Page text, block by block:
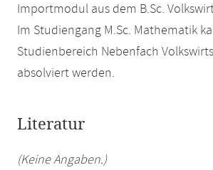
Importmodul aus dem B.Sc.
Im Studiengang M.Sc. Mathematik
Studienbereich Nebenfach
absolviert werden.
Literatur
(Keine Angaben.)